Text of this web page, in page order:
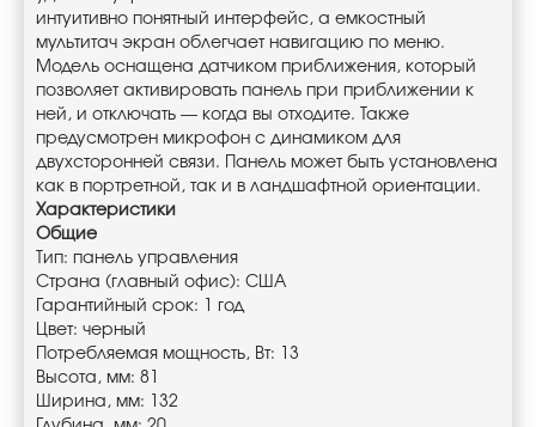
интуитивно понятный интерфейс, а емкостный
мультитач экран облегчает навигацию по меню.
Модель оснащена датчиком приближения, который
позволяет активировать панель при приближении к
ней, и отключать — когда вы отходите. Также
предусмотрен микрофон с динамиком для
двухсторонней связи. Панель может быть установлена
как в портретной, так и в ландшафтной ориентации.
Характеристики
Общие
Тип: панель управления
Страна (главный офис): США
Гарантийный срок: 1 год
Цвет: черный
Потребляемая мощность, Вт: 13
Высота, мм: 81
Ширина, мм: 132